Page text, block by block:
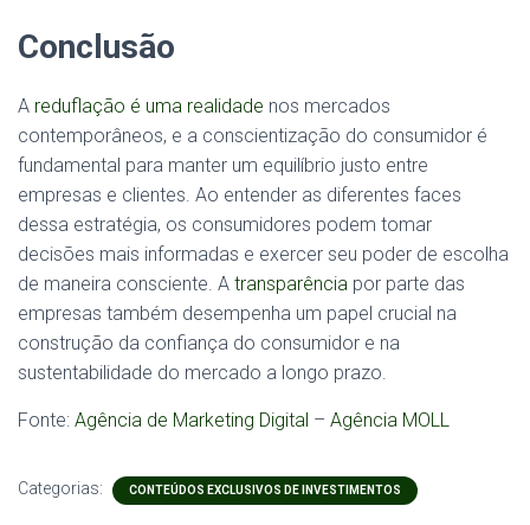
Conclusão
A reduflação é uma realidade nos mercados
contemporâneos, e a conscientização do consumidor é
fundamental para manter um equilíbrio justo entre
empresas e clientes. Ao entender as diferentes faces
dessa estratégia, os consumidores podem tomar
decisões mais informadas e exercer seu poder de escolha
de maneira consciente. A transparência por parte das
empresas também desempenha um papel crucial na
construção da confiança do consumidor e na
sustentabilidade do mercado a longo prazo.
Fonte: Agência de Marketing Digital – Agência MOLL
Categorias: CONTEÚDOS EXCLUSIVOS DE INVESTIMENTOS